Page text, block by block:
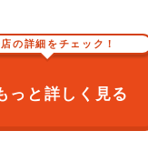
の詳細をチェック！
っと詳しく見る